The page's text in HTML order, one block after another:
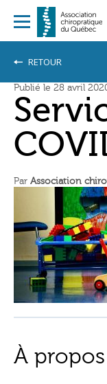
RETOUR
Publié le 28 avril
Par Association
À